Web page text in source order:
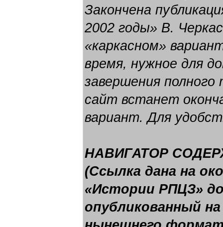
Закончена
2002 годы» В.
«каркасном»
время, нужное для
завершения
сайт встанет
вариант. Для
НАВИГАТОР
(Ссылка дана на
«Истории РПЦЗ» до
опубликованный